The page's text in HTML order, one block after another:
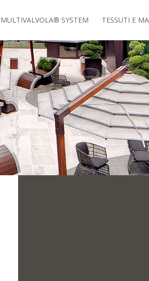
MULTIVALVOLA® SYSTEM TESSUTI E